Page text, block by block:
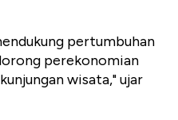
pertumbuhan
perekonomian
wisata," ujar